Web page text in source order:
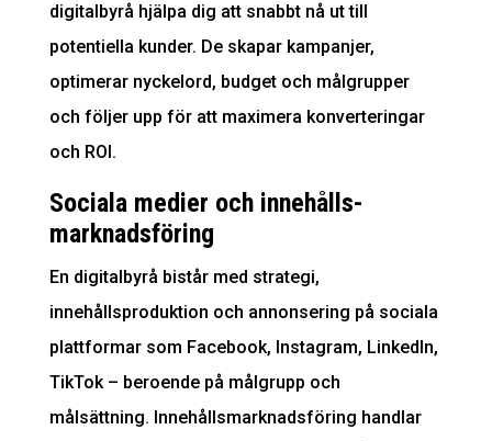
digitalbyrå hjälpa dig att snabbt nå ut till
potentiella kunder. De skapar kampanjer,
optimerar nyckelord, budget och målgrupper
och följer upp för att maximera konverteringar
och ROI.
Sociala medier och innehålls­
marknadsföring
En digitalbyrå bistår med strategi,
innehållsproduktion och annonsering på sociala
plattformar som Facebook, Instagram, LinkedIn,
TikTok – beroende på målgrupp och
målsättning. Innehålls­marknadsföring handlar